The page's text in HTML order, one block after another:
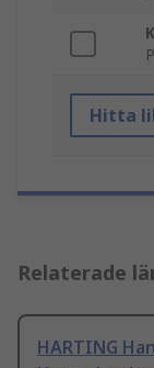
Hitta
Relaterade
HARTING